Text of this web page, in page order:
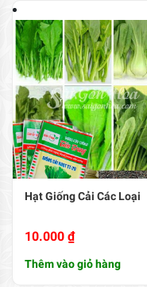
10.000₫
Thêm vào giỏ hàng
Danh Mục Sản
BỘ CÂY/CỤM
CÂY CẢNH
COMBO HOA TẾT
DỊCH VỤ CÂY